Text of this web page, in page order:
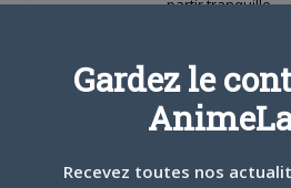
partir tranquille.
ARTICLES LIÉS
Gardez le
Recevez toutes nos